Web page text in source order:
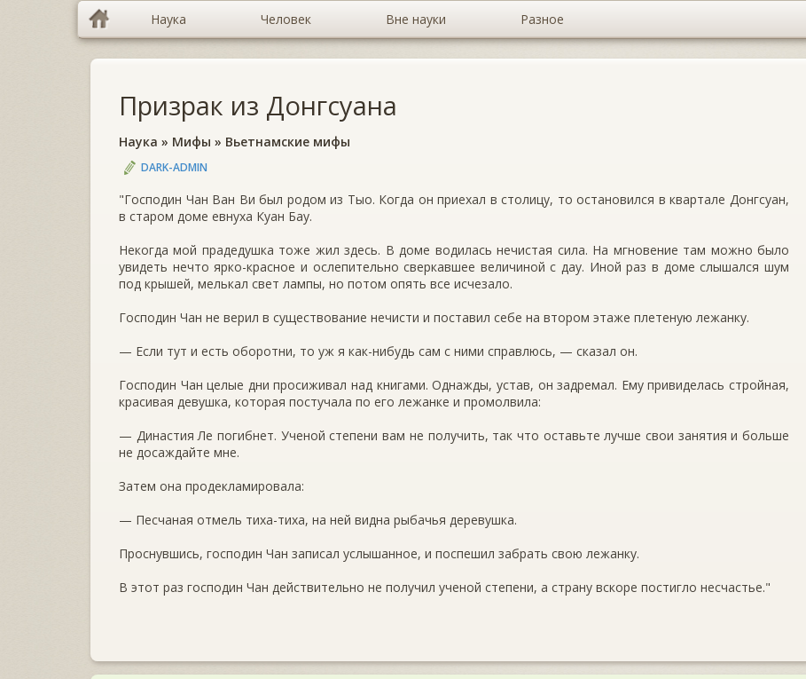
Наука Человек Вне науки Разное
Призрак из Донгсуана
Наука » Мифы » Вьетнамские мифы
DARK-ADMIN
"Господин Чан Ван Ви был родом из Тыо. Когда он приехал в столицу, то остановился в квартале Донгсуан,
в старом доме евнуха Куан Бау.
Некогда мой прадедушка тоже жил здесь. В доме водилась нечистая сила. На мгновение там можно было
увидеть нечто ярко-красное и ослепительно сверкавшее величиной с дау. Иной раз в доме слышался шум
под крышей, мелькал свет лампы, но потом опять все исчезало.
Господин Чан не верил в существование нечисти и поставил себе на втором этаже плетеную лежанку.
— Если тут и есть оборотни, то уж я как-нибудь сам с ними справлюсь, — сказал он.
Господин Чан целые дни просиживал над книгами. Однажды, устав, он задремал. Ему привиделась стройная,
красивая девушка, которая постучала по его лежанке и промолвила:
— Династия Ле погибнет. Ученой степени вам не получить, так что оставьте лучше свои занятия и больше
не досаждайте мне.
Затем она продекламировала:
— Песчаная отмель тиха-тиха, на ней видна рыбачья деревушка.
Проснувшись, господин Чан записал услышанное, и поспешил забрать свою лежанку.
В этот раз господин Чан действительно не получил ученой степени, а страну вскоре постигло несчастье."